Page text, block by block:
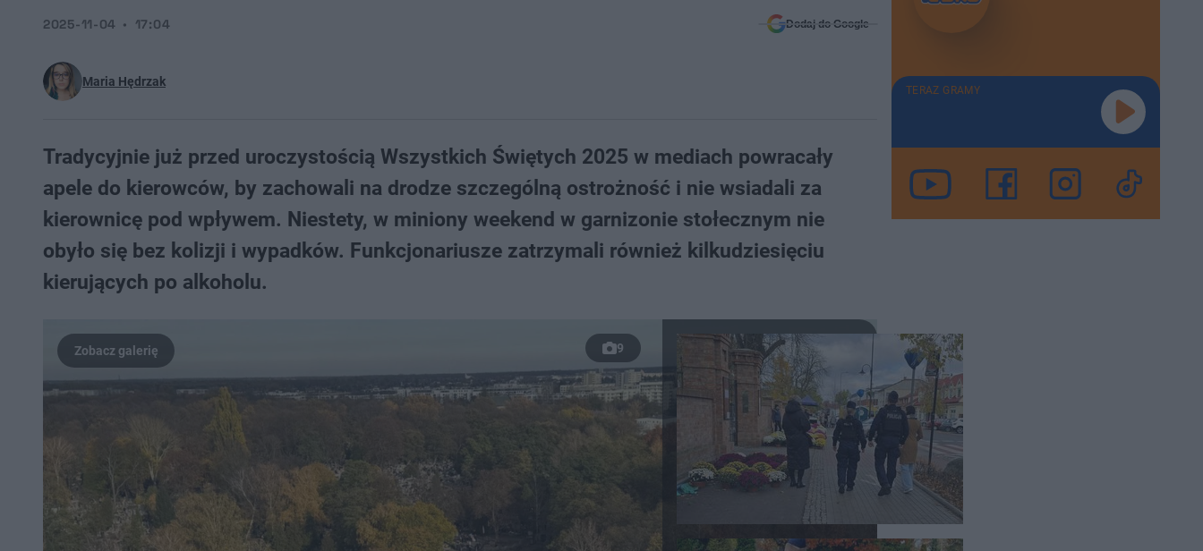
Maria Hędrzak
2025-11-04 17:04 Dodaj do Google
Tradycyjnie już przed uroczystością Wszystkich Świętych 2025 w mediach powracały
apele do kierowców, by zachowali na drodze szczególną ostrożność i nie wsiadali za
kierownicę pod wpływem. Niestety, w miniony weekend w garnizonie stołecznym nie
obyło się bez kolizji i wypadków. Funkcjonariusze zatrzymali również kilkudziesięciu
kierujących po alkoholu.
9
TERAZ GRAMY